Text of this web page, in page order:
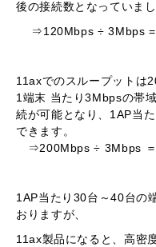
後の接続数となっていまし
⇒120Mbps ÷ 3Mbps =
11axでのスループットは
1端末 当たり3Mbpsの帯
続が可能となり、1AP当
できます。
⇒200Mbps ÷ 3Mbps ＝
1AP当たり30台～40台の
おりますが、
11ax製品になると、高密